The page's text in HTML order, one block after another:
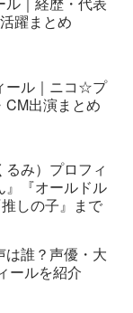
躍まとめ
ール｜ニコ☆プ
CM出演まとめ
み）プロフィ
』『オールドル
しの子』まで
は誰？声優・大
ールを紹介